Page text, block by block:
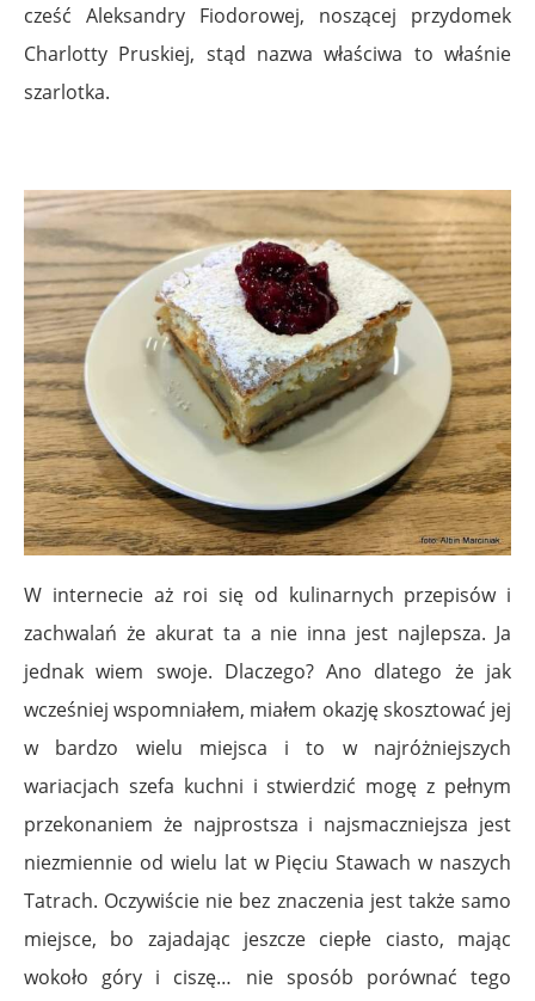
cześć Aleksandry Fiodorowej, noszącej przydomek
Charlotty Pruskiej, stąd nazwa właściwa to właśnie
szarlotka.
W internecie aż roi się od kulinarnych przepisów i
zachwalań że akurat ta a nie inna jest najlepsza. Ja
jednak wiem swoje. Dlaczego? Ano dlatego że jak
wcześniej wspomniałem, miałem okazję skosztować jej
w bardzo wielu miejsca i to w najróżniejszych
wariacjach szefa kuchni i stwierdzić mogę z pełnym
przekonaniem że najprostsza i najsmaczniejsza jest
niezmiennie od wielu lat w Pięciu Stawach w naszych
Tatrach. Oczywiście nie bez znaczenia jest także samo
miejsce, bo zajadając jeszcze ciepłe ciasto, mając
wokoło góry i ciszę… nie sposób porównać tego